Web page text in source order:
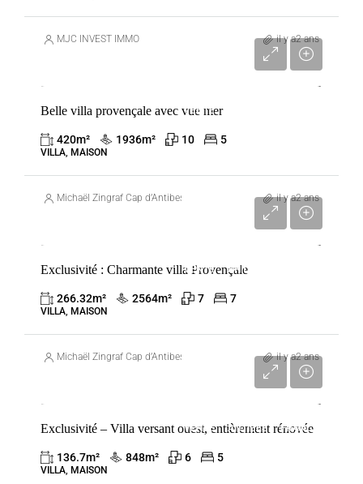
MJC INVEST IMMO il y a2 ans
VENTE
Belle villa provençale avec vue mer
420m² 1936m² 10 5
VILLA, MAISON
Michaël Zingraf Cap d’Antibes il y a2 ans
VENTE ANTIBES
Exclusivité : Charmante villa Provençale
266.32m² 2564m² 7 7
VILLA, MAISON
Michaël Zingraf Cap d’Antibes il y a2 ans
VENTE ANTIBES FRANCE
Exclusivité – Villa versant ouest, entièrement rénovée
136.7m² 848m² 6 5
VILLA, MAISON